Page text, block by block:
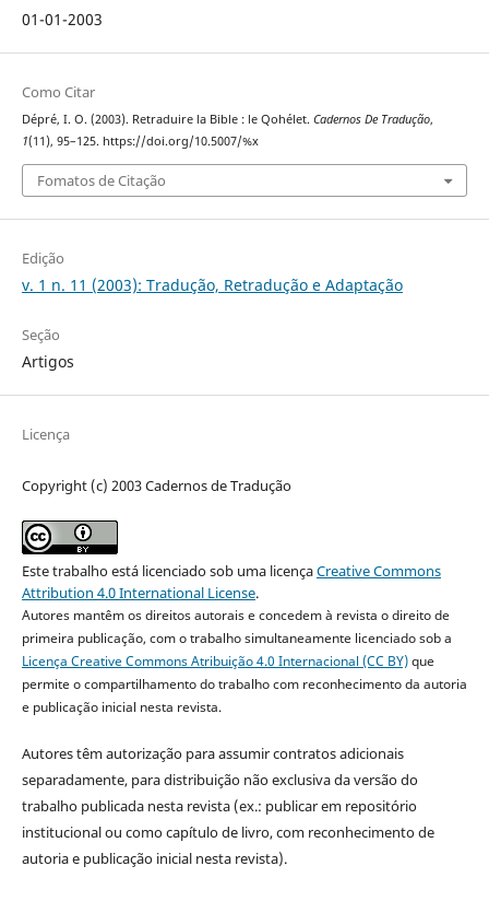
01-01-2003
Como Citar
Dépré, I. O. (2003). Retraduire la Bible : le Qohélet. Cadernos De Tradução,
1(11), 95–125. https://doi.org/10.5007/%x
Fomatos de Citação
Edição
v. 1 n. 11 (2003): Tradução, Retradução e Adaptação
Seção
Artigos
Licença
Copyright (c) 2003 Cadernos de Tradução
Este trabalho está licenciado sob uma licençaCreative Commons
Attribution 4.0 International License.
Autores mantêm os direitos autorais e concedem à revista o direito de
primeira publicação, com o trabalho simultaneamente licenciado sob a
Licença Creative Commons Atribuição 4.0 Internacional (CC BY)que
permite o compartilhamento do trabalho com reconhecimento da autoria
e publicação inicial nesta revista.
Autores têm autorização para assumir contratos adicionais
separadamente, para distribuição não exclusiva da versão do
trabalho publicada nesta revista (ex.: publicar em repositório
institucional ou como capítulo de livro, com reconhecimento de
autoria e publicação inicial nesta revista).